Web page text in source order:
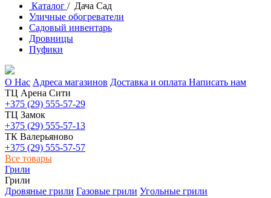
Каталог / Дача Сад
Уличные обогреватели
Садовый инвентарь
Дровницы
Пуфики
О Нас Адреса магазинов Доставка и оплата Написать нам
ТЦ Арена Сити
+375 (29) 555-57-29
ТЦ Замок
+375 (29) 555-57-13
ТК Валерьяново
+375 (29) 555-57-57
Все товары
Грили
Грили
Дровяные грили Газовые грили Угольные грили